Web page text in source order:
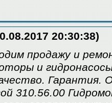
20:30:38)
продажу и
и
Гарантия.
310.56.00